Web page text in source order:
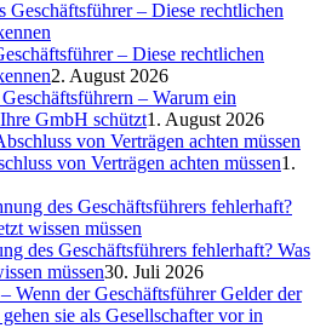
– Diese rechtlichen
2. August 2026
– Warum ein
GmbH schützt1. August 2026
von Verträgen achten müssen1.
des Geschäftsführers fehlerhaft? Was
müssen30. Juli 2026